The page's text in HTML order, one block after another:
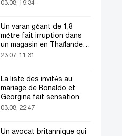
03.08, 19:34
Un varan géant de 1,8
mètre fait irruption dans
un magasin en Thaïlande
et sème la panique parmi
23.07, 11:31
La liste des invités au
mariage de Ronaldo et
Georgina fait sensation
03.08, 22:47
Un avocat britannique qui